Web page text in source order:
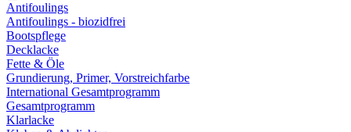
Antifoulings
Antifoulings - biozidfrei
Bootspflege
Decklacke
Fette & Öle
Grundierung, Primer, Vorstreichfarbe
International Gesamtprogramm
Gesamtprogramm
Klarlacke